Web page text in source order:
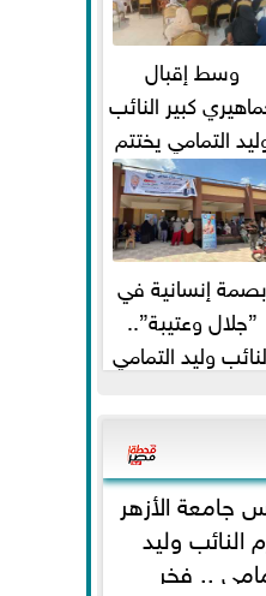
وسط إقبال
كبير النائب
التمامي يختتم
قافلة طبية
مجانية...
بصمة إنسانية في
”جلال وعتيبة”..
وليد التمامي
شيحة يداويان...
جامعة الأزهر
النائب وليد
.. فخر